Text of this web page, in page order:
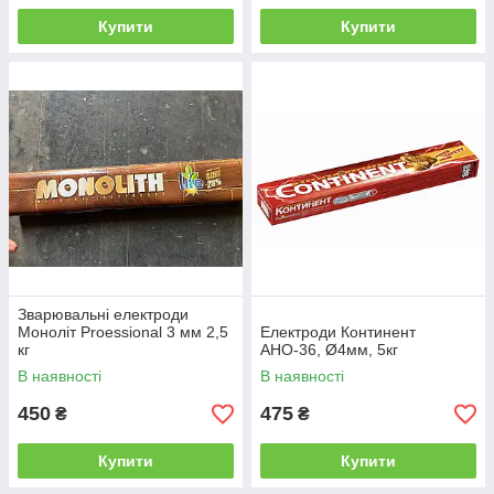
Купити Купити
Зварювальні електроди
Моноліт Proessional 3 мм 2,5
кг
В наявності
450 ₴
Купити
Електроди Континент
АНО-36, Ø4мм, 5кг
В наявності
475 ₴
Купити